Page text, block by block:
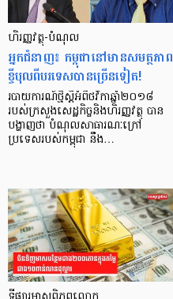
ហិរញ្ញវត្ថុ-​បំណុល
អ្នក​ជំនាញ៖ កម្ពុជា​នៅ​មាន​សមត្ថភាព​
ខ្ចី​បុល​ពី​បរទេស​បាន​ច្រើន​ទៀត!
របាយការណ៍​ថ្មី​ស្ដីអំពី​ថវិកា​ឆ្នាំ​២០១៨
របស់​ក្រសួង​សេដ្ឋកិច្ច​និង​ហិរញ្ញវត្ថុ បាន​
បង្ហាញ​ថា បំណុល​សាធារណៈ​ក្រៅ​
ប្រទេស​របស់​កម្ពុជា នឹង…